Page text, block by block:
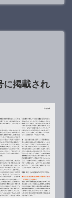
に掲載され